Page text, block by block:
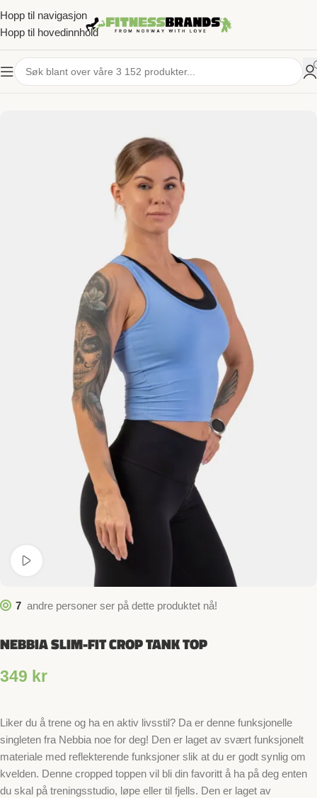
Hopp til navigasjon
Hopp til hovedinnhold
7 andre personer ser på dette produktet nå!
NEBBIA SLIM-FIT CROP TANK TOP
349 kr
Liker du å trene og ha en aktiv livsstil? Da er denne funksjonelle
singleten fra Nebbia noe for deg! Den er laget av svært funksjonelt
materiale med reflekterende funksjoner slik at du er godt synlig om
kvelden. Denne cropped toppen vil bli din favoritt å ha på deg enten
du skal på treningsstudio, løpe eller til fjells. Den er laget av